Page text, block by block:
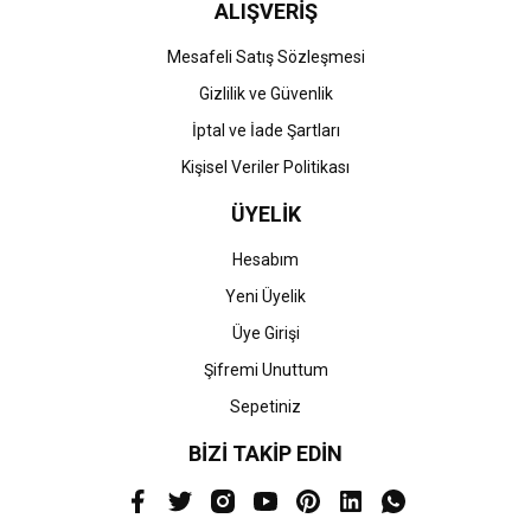
ALIŞVERİŞ
Mesafeli Satış Sözleşmesi
Gizlilik ve Güvenlik
İptal ve İade Şartları
Kişisel Veriler Politikası
ÜYELİK
Hesabım
Yeni Üyelik
Üye Girişi
Şifremi Unuttum
Sepetiniz
BİZİ TAKİP EDİN